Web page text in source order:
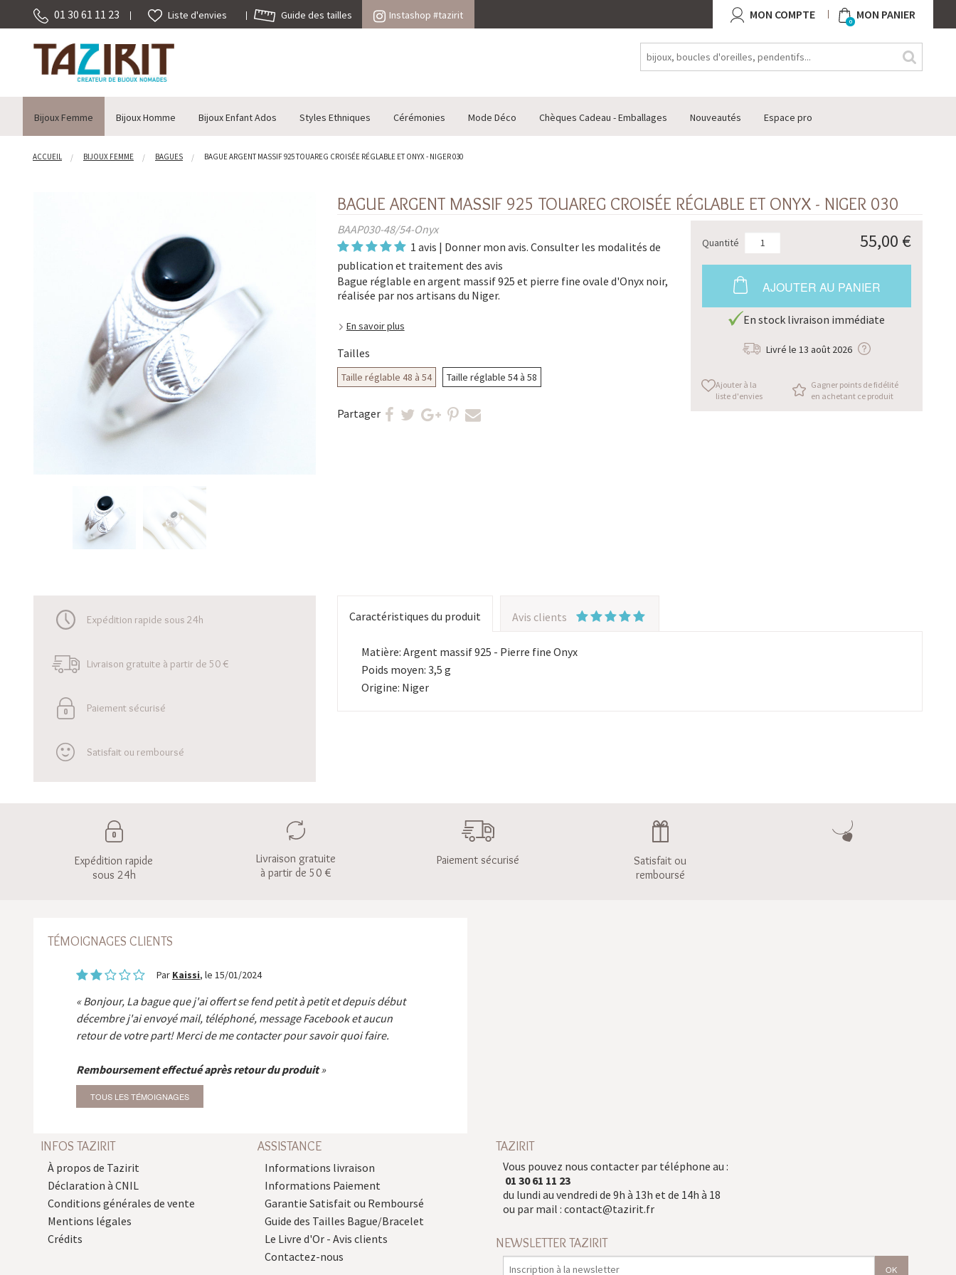
01 30 61 11 23 Liste d'envies Guide des tailles Instashop #tazirit MON COMPTE 0 MON PANIER
Bijoux Femme Bijoux Homme Bijoux Enfant Ados Styles Ethniques Cérémonies Mode Déco Chèques Cadeau - Emballages Nouveautés Espace pro
ACCUEIL BIJOUX FEMME BAGUES BAGUE ARGENT MASSIF 925 TOUAREG CROISÉE RÉGLABLE ET ONYX - NIGER 030
BAGUE ARGENT MASSIF 925 TOUAREG CROISÉE RÉGLABLE ET ONYX - NIGER 030
BAAP030-48/54-Onyx
1 avis | Donner mon avis. Consulter les modalités de
publication et traitement des avis
Bague réglable en argent massif 925 et pierre fine ovale d'Onyx noir,
réalisée par nos artisans du Niger.
En savoir plus
Tailles
Taille réglable 48 à 54 Taille réglable 54 à 58
Partager
Quantité 55,00 €
AJOUTER AU PANIER
En stock livraison immédiate
Livré le13 août 2026
Ajouter à la
liste d'envies
Gagner points de fidélité
en achetant ce produit
Expédition rapide sous 24h
Livraison gratuite à partir de 50 €
Paiement sécurisé
Satisfait ou remboursé
Caractéristiques du produit Avis clients
Matière: Argent massif 925 - Pierre fine Onyx
Poids moyen: 3,5 g
Origine: Niger
Expédition rapide
sous 24h
Livraison gratuite
à partir de 50 €
Paiement sécurisé
Satisfait ou
remboursé
TÉMOIGNAGES CLIENTS
Par Kaissi, le 15/01/2024
Bonjour, La bague que j'ai offert se fend petit à petit et depuis début
décembre j'ai envoyé mail, téléphoné, message Facebook et aucun
retour de votre part! Merci de me contacter pour savoir quoi faire.
Remboursement effectué après retour du produit
TOUS LES TÉMOIGNAGES
INFOS TAZIRIT
À propos de Tazirit
Déclaration à CNIL
Conditions générales de vente
Mentions légales
Crédits
ASSISTANCE
Informations livraison
Informations Paiement
Garantie Satisfait ou Remboursé
Guide des Tailles Bague/Bracelet
Le Livre d'Or - Avis clients
Contactez-nous
TAZIRIT
Vous pouvez nous contacter par téléphone au :
01 30 61 11 23
du lundi au vendredi de 9h à 13h et de 14h à 18
ou par mail : contact@tazirit.fr
NEWSLETTER TAZIRIT